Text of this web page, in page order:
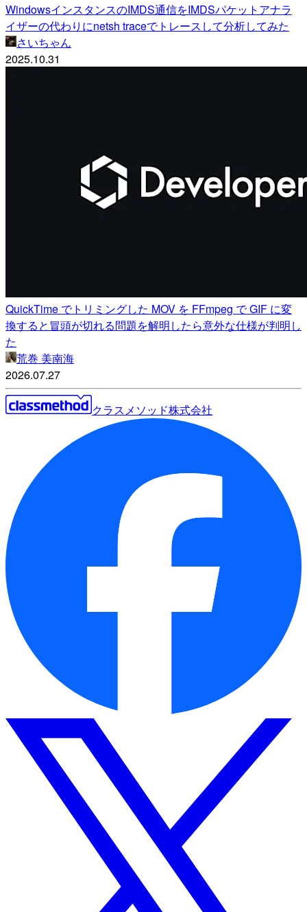
WindowsインスタンスのIMDS通信をIMDSパケットアナラ
イザーの代わりにnetsh traceでトレースして分析してみた
さいちゃん
2025.10.31
QuickTime でトリミングした MOV を FFmpeg で GIF に変
換すると冒頭が切れる問題を解明したら意外な仕様が判明し
た
荒巻 美南海
2026.07.27
クラスメソッド株式会社